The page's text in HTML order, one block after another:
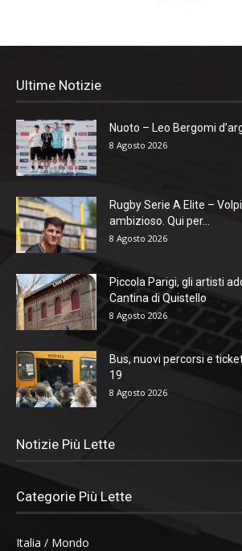
Ultime Notizie
Nuoto – Leo Bergomi
8 Agosto 2026
Rugby Serie A Elite –
ambizioso. Qui per...
8 Agosto 2026
Piccola Parigi, gli artisti
Cantina di Quistello
8 Agosto 2026
Bus, nuovi percorsi e
19
8 Agosto 2026
Notizie Più Lette
Categorie Più Lette
Italia / Mondo